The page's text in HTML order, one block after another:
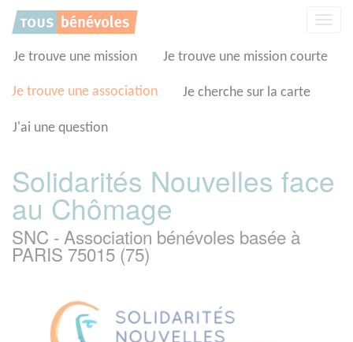
Je trouve une mission Je trouve une mission courte
Je trouve une association Je cherche sur la carte
J'ai une question
Solidarités Nouvelles face
au Chômage
SNC - Association bénévoles basée à
PARIS 75015 (75)
Panneau de gestion des cookies